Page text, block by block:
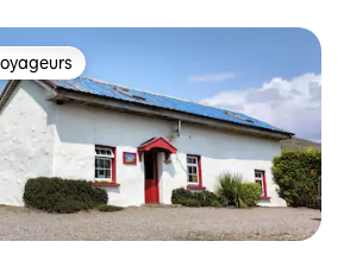
les plus appréciés